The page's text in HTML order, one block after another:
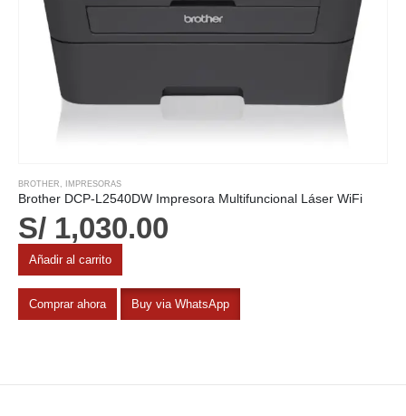
BROTHER IMPRESORAS
Brother DCP-L2540DW Impresora Multifuncional Láser WiFi
S/ 1,030.00
Añadir al carrito
Comprar ahora Buy via WhatsApp